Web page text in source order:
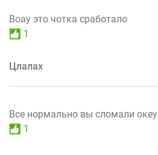
Воау это чотка сработало
1
Цлалах
Все нормально вы сломали океу
1